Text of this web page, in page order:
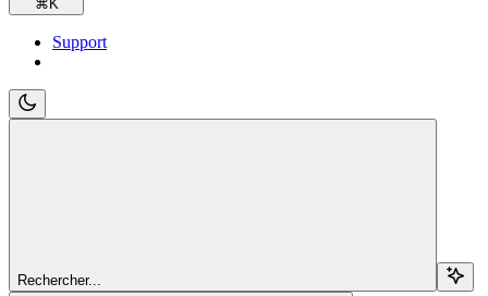
⌘ K
Support
Rechercher...